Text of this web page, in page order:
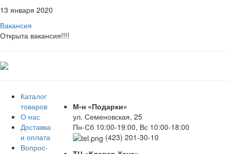
13 января 2020
Вакансия
Открыта вакансия!!!!
Каталог
товаров
О нас
Доставка
и оплата
Вопрос-
М-н «Подарки»
ул. Семеновская, 25
Пн-Сб 10:00-19:00, Вс 10:00-18:00
(423) 201-30-10